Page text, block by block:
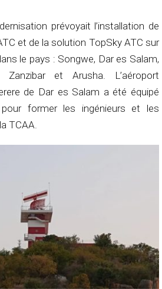
prévoyait l’installation de
et de la solution TopSky ATC sur
le pays : Songwe, Dar es Salam,
Zanzibar et Arusha. L’aéroport
de Dar es Salam a été équipé
pour former les ingénieurs et les
TCAA.